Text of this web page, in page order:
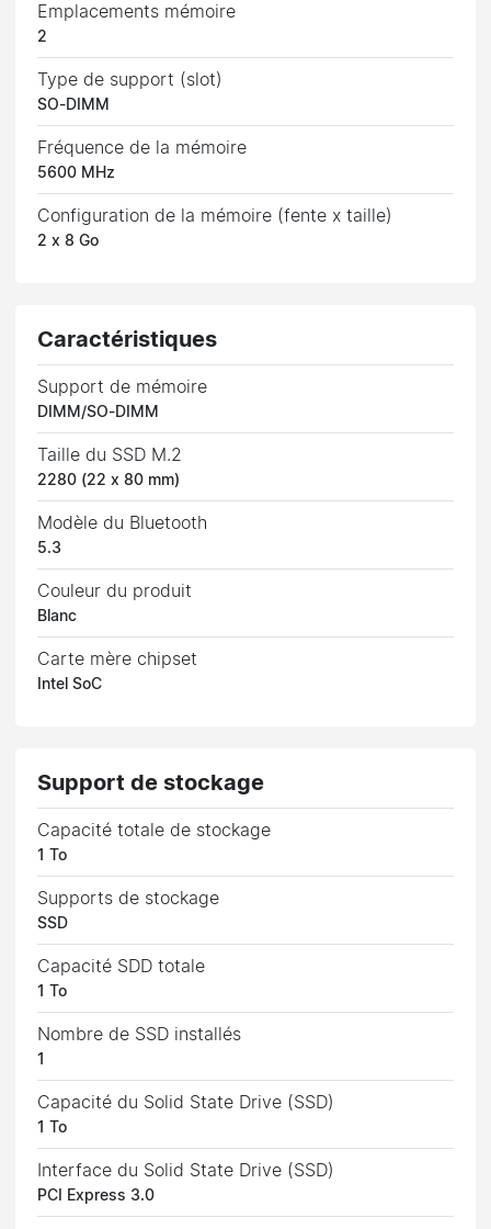
Emplacements mémoire
2
Type de support (slot)
SO-DIMM
Fréquence de la mémoire
5600 MHz
Configuration de la mémoire (fente x taille)
2 x 8 Go
Caractéristiques
Support de mémoire
DIMM/SO-DIMM
Taille du SSD M.2
2280 (22 x 80 mm)
Modèle du Bluetooth
5.3
Couleur du produit
Blanc
Carte mère chipset
Intel SoC
Support de stockage
Capacité totale de stockage
1 To
Supports de stockage
SSD
Capacité SDD totale
1 To
Nombre de SSD installés
1
Capacité du Solid State Drive (SSD)
1 To
Interface du Solid State Drive (SSD)
PCI Express 3.0